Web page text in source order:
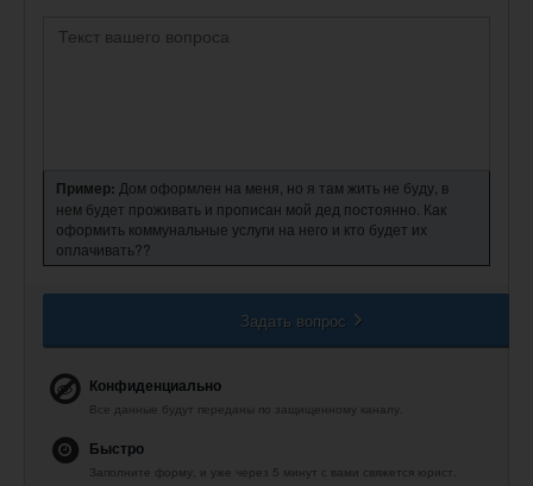
Пример: Дом оформлен на меня, но я там жить не буду, в
нем будет проживать и прописан мой дед постоянно. Как
оформить коммунальные услуги на него и кто будет их
оплачивать??
Задать вопрос
Конфиденциально
Все данные будут переданы по защищенному каналу.
Быстро
Заполните форму, и уже через 5 минут с вами свяжется юрист.